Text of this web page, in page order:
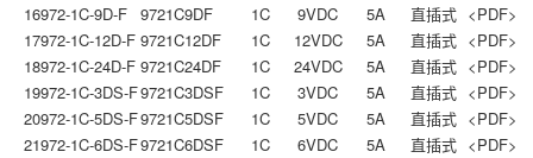
16972-1C-9D-F 9721C9DF 1C 9VDC 5A 直插式 <PDF>
17972-1C-12D-F 9721C12DF 1C 12VDC 5A 直插式 <PDF>
18972-1C-24D-F 9721C24DF 1C 24VDC 5A 直插式 <PDF>
19972-1C-3DS-F9721C3DSF 1C 3VDC 5A 直插式 <PDF>
20972-1C-5DS-F9721C5DSF 1C 5VDC 5A 直插式 <PDF>
21972-1C-6DS-F9721C6DSF 1C 6VDC 5A 直插式 <PDF>